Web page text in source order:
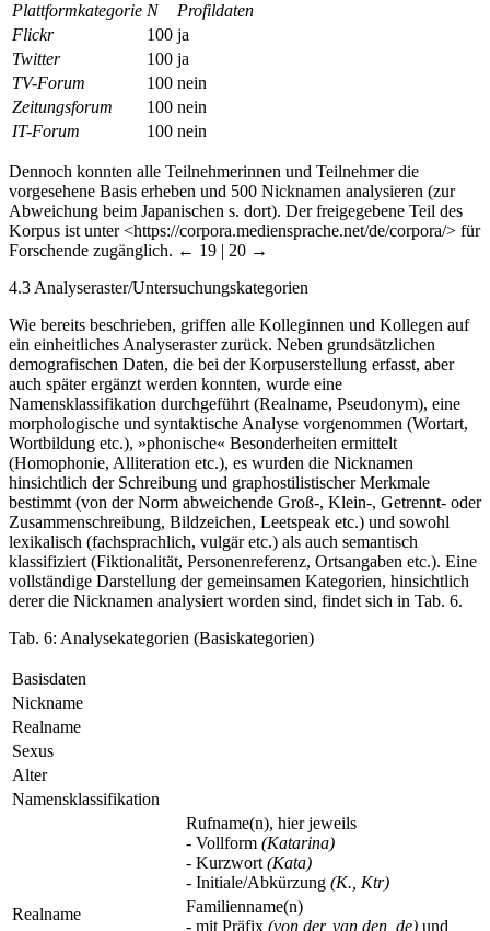
Plattformkategorie N
Profildaten
Flickr
100 ja
Twitter
100 ja
TV-Forum
100 nein
Zeitungsforum
100 nein
IT-Forum
100 nein
Dennoch konnten alle Teilnehmerinnen und Teilnehmer die
vorgesehene Basis erheben und 500 Nicknamen analysieren (zur
Abweichung beim Japanischen s. dort). Der freigegebene Teil des
Korpus ist unter <https://corpora.mediensprache.net/de/corpora/> für
Forschende zugänglich. ← 19 | 20 →
4.3 Analyseraster/Untersuchungskategorien
Wie bereits beschrieben, griffen alle Kolleginnen und Kollegen auf
ein einheitliches Analyseraster zurück. Neben grundsätzlichen
demografischen Daten, die bei der Korpuserstellung erfasst, aber
auch später ergänzt werden konnten, wurde eine
Namensklassifikation durchgeführt (Realname, Pseudonym), eine
morphologische und syntaktische Analyse vorgenommen (Wortart,
Wortbildung etc.), »phonische« Besonderheiten ermittelt
(Homophonie, Alliteration etc.), es wurden die Nicknamen
hinsichtlich der Schreibung und graphostilistischer Merkmale
bestimmt (von der Norm abweichende Groß-, Klein-, Getrennt- oder
Zusammenschreibung, Bildzeichen, Leetspeak etc.) und sowohl
lexikalisch (fachsprachlich, vulgär etc.) als auch semantisch
klassifiziert (Fiktionalität, Personenreferenz, Ortsangaben etc.). Eine
vollständige Darstellung der gemeinsamen Kategorien, hinsichtlich
derer die Nicknamen analysiert worden sind, findet sich in Tab. 6.
Tab. 6: Analysekategorien (Basiskategorien)
Basisdaten
Nickname
Realname
Sexus
Alter
Namensklassifikation
Realname
Rufname(n), hier jeweils
- Vollform (Katarina)
- Kurzwort (Kata)
- Initiale/Abkürzung (K., Ktr)
Familienname(n)
- mit Präfix (von der, van den, de) und